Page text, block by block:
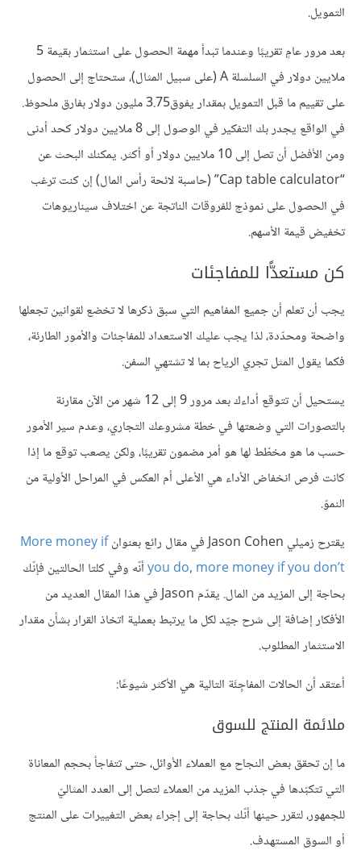
التمويل.
بعد مرور عامٍ تقريبًا وعندما تبدأ مهمة الحصول على استثمار بقيمة 5
ملايين دولار في السلسلة A (على سبيل المثال)، ستحتاج إلى الحصول
على تقييم ما قبل التمويل بمقدار يفوق3.75 مليون دولار بفارق ملحوظ.
في الواقع يجدر بك التفكير في الوصول إلى 8 ملايين دولار كحد أدنى
ومن اﻷفضل أن تصل إلى 10 ملايين دولار أو أكثر. يمكنك البحث عن
“Cap table calculator” (حاسبة لائحة رأس المال) إن كنت ترغب
في الحصول على نموذج للفروقات الناتجة عن اختلاف سيناريوهات
تخفيض قيمة اﻷسهم.
كن مستعدًّا للمفاجئات
يجب أن تعلم أن جميع المفاهيم التي سبق ذكرها لا تخضع لقوانين تجعلها
واضحة ومحدّدة، لذا يجب عليك الاستعداد للمفاجئات واﻷمور الطارئة،
فكما يقول المثل تجري الرياح بما لا تشتهي السفن.
يستحيل أن تتوقع أداءك بعد مرور 9 إلى 12 شهر من اﻵن مقارنة
بالتصورات التي وضعتها في خطة مشروعك التجاري، وعدم سير اﻷمور
حسب ما هو مخطّط لها هو أمر مضمون تقريبًا، ولكن يصعب توقع ما إذا
كانت فرص انخفاض اﻷداء هي اﻷعلى أم العكس في المراحل اﻷولية من
النموّ.
يقترح زميلي Jason Cohen في مقال رائع بعنوان
More money if
you do, more money if you don’tأنّه وفي كلتا الحالتين فإنّك
بحاجة إلى المزيد من المال. يقدّم Jason في هذا المقال العديد من
الأفكار إضافة إلى شرح جيّد لكل ما يرتبط بعملية اتخاذ القرار بشأن مقدار
الاستثمار المطلوب.
أعتقد أن الحالات المفاجِئَة التالية هي اﻷكثر شيوعًا:
ملائمة المنتج للسوق
ما إن تحقق بعض النجاح مع العملاء اﻷوائل، حتى تتفاجأ بحجم المعاناة
التي تتكبّدها في جذب المزيد من العملاء لتصل إلى العدد المثاليّ
للجمهور، لتقرر حينها أنّك بحاجة إلى إجراء بعض التغييرات على المنتج
أو السوق المستهدف.